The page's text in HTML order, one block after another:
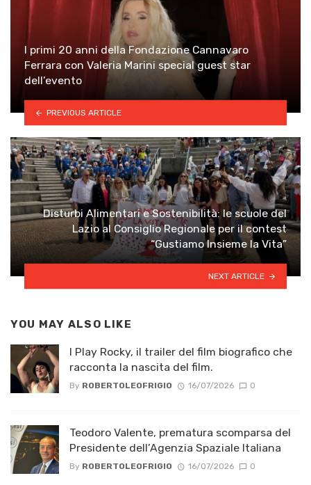
I primi 20 anni della Fondazione Cannavaro
Ferrara con Valeria Marini special guest star
dell’evento
PREVIOUS ARTICLE
Disturbi Alimentari e Sostenibilità: le scuole del
Lazio al Consiglio Regionale per il contest
“Gustiamo Insieme la Vita”
NEXT ARTICLE
YOU MAY ALSO LIKE
I Play Rocky, il trailer del film biografico che
racconta la nascita del film.
By ROBERTOLEOFRIGIO 16/07/2026 0
Teodoro Valente, prematura scomparsa del
Presidente dell’Agenzia Spaziale Italiana
By ROBERTOLEOFRIGIO 16/07/2026 0